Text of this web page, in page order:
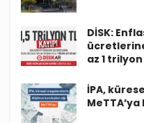
DİSK:
az 1
İPA,
MeTTA’ya